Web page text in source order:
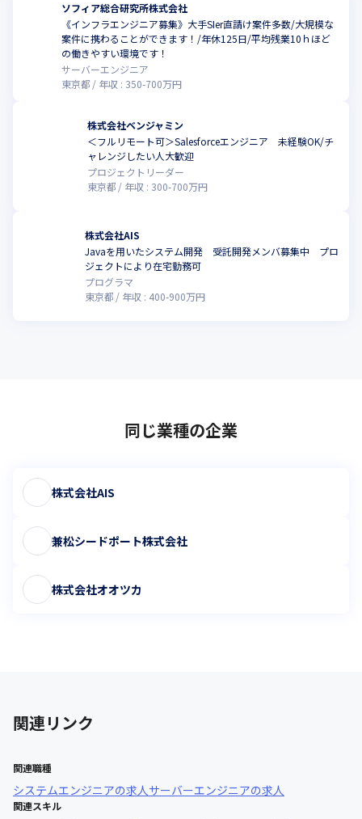
ソフィア総合研究所株式会社
《インフラエンジニア募集》大手SIer直請け案件多数/大規模な
案件に携わることができます！/年休125日/平均残業10ｈほど
の働きやすい環境です！
サーバーエンジニア
東京都
年収 : 350-700万円
株式会社ベンジャミン
＜フルリモート可＞Salesforceエンジニア 未経験OK/チ
ャレンジしたい人大歓迎
プロジェクトリーダー
東京都
年収 : 300-700万円
株式会社AIS
Javaを用いたシステム開発 受託開発メンバ募集中 プロ
ジェクトにより在宅勤務可
プログラマ
東京都
年収 : 400-900万円
同じ業種の企業
株式会社AIS
兼松シードポート株式会社
株式会社オオツカ
関連リンク
関連職種
システムエンジニアの求人サーバーエンジニアの求人
関連スキル